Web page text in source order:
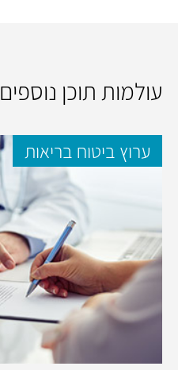
עולמות תוכן נוספים
ערוץ ביטוח בריאות